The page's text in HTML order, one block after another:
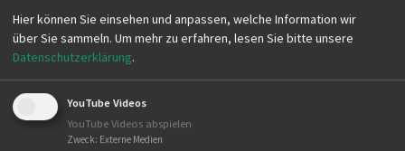
Schießanlage Mönchsbrunnen
Mönchsbrunnen 2
71065 Sindelfingen
Hier können Sie einsehen und anpassen, welche Information wir
über Sie sammeln. Um mehr zu erfahren, lesen Sie bitte unsere
Datenschutzerklärung.
YouTube Videos
YouTube Videos abspielen
Zweck: Externe Medien